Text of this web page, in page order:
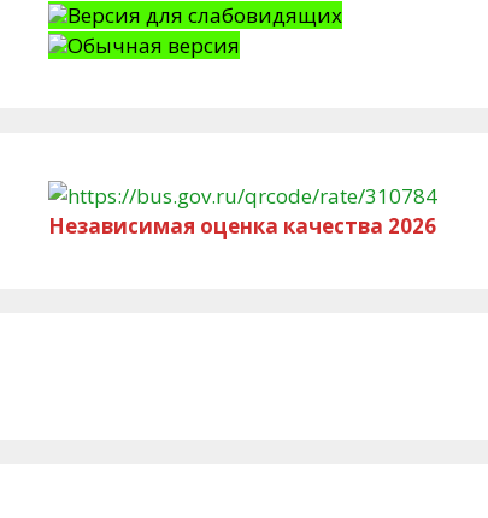
Версия для слабовидящих
Обычная версия
Независимая оценка качества 2026